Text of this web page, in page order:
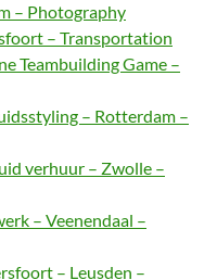
– Photography
– Transportation
Teambuilding Game –
– Rotterdam –
verhuur – Zwolle –
– Veenendaal –
– Leusden –